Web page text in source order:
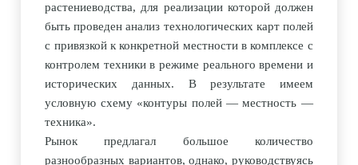
растениеводства, для реализации которой должен
быть проведен анализ технологических карт полей
с привязкой к конкретной местности в комплексе с
контролем техники в режиме реального времени и
исторических данных. В результате имеем
условную схему «контуры полей — местность —
техника».
Рынок предлагал большое количество
разнообразных вариантов, однако, руководствуясь